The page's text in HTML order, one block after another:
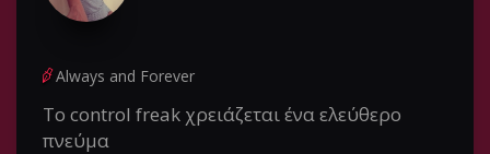
Always and Forever
Το control freak χρειάζεται ένα ελεύθερο
πνεύμα